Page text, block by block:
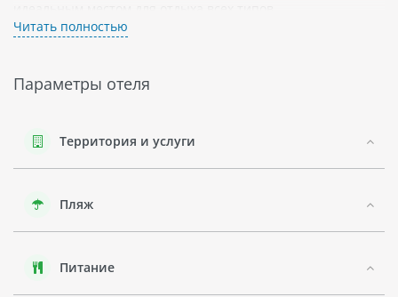
путешественников.
море. В каждом номере имеется кондиционер, телевизор и
Описание региона Корфу Ахарави: это уютный курортный
блюда местной кухни. Также стоит посетить Грачиниский
монастырь, который был построен еще в 1225 году.
Отдых в Ахарави подарит туристам возможность
наслаждаться красивыми пляжами, где можно заняться
Читать полностью
Параметры отеля
Территория и услуги
Пляж
Питание